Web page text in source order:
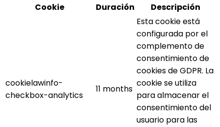
Cookie
Duración Descripción
cookielawinfo-
checkbox-analytics
11 months
Esta cookie está
configurada por el
complemento de
consentimiento de
cookies de GDPR. La
cookie se utiliza
para almacenar el
consentimiento del
usuario para las